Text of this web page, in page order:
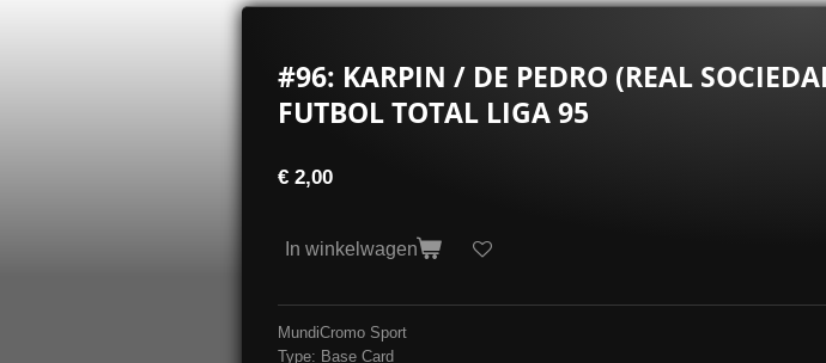
#96: KARPIN / DE PEDRO (REAL
FUTBOL TOTAL LIGA 95
€ 2,00
In winkelwagen
MundiCromo Sport
Type: Base Card